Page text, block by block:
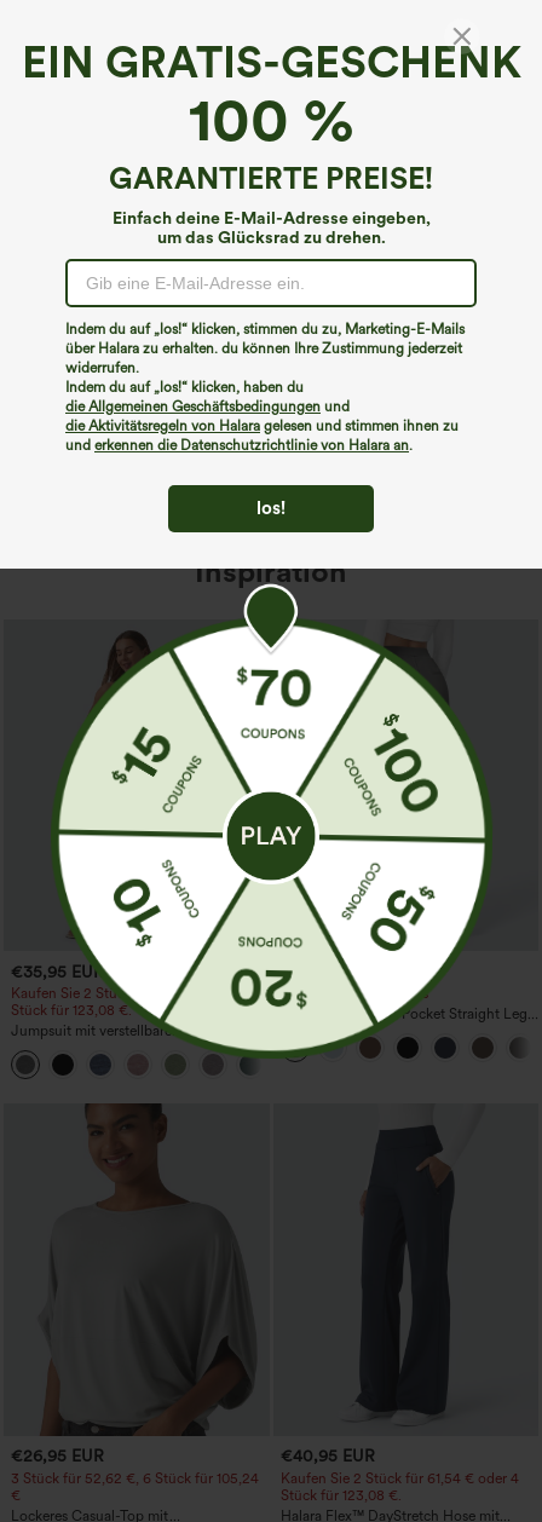
EIN GRATIS-GESCHENK
100 %
GARANTIERTE PREISE!
Einfach deine E-Mail-Adresse eingeben,
um das Glücksrad zu drehen.
Indem du auf „los!“ klicken, stimmen du zu, Marketing-E-Mails
über Halara zu erhalten. du können Ihre Zustimmung jederzeit
widerrufen.
Indem du auf „los!“ klicken, haben du
die Allgemeinen Geschäftsbedingungen und
die Aktivitätsregeln von Halara gelesen und stimmen ihnen zu
und erkennen die Datenschutzrichtlinie von Halara an.
los!
Hoppla!
Wir können die von Ihnen gesuchte Seite nicht
finden.
Mehr einkaufen
Inspiration
€35,95 EUR €40,95 EUR
Kaufen Sie 2 Stück für 61,54 € oder 4
Stück für 123,08 €.
Jumpsuit mit verstellbaren Trägern,
gerafftem Detail, weitem Bein und
meliertem Stoff, lässig, mit Taschen -
Easy Peezy
+10
€35,95 EUR
Kaufe 2, erhalte 1 gratis
High Waisted Side Pocket Straight Leg
Work Pants
€26,95 EUR
3 Stück für 52,62 €, 6 Stück für 105,24
€
Lockeres Casual-Top mit
€40,95 EUR
Kaufen Sie 2 Stück für 61,54 € oder 4
Stück für 123,08 €.
Halara Flex™ DayStretch Hose mit